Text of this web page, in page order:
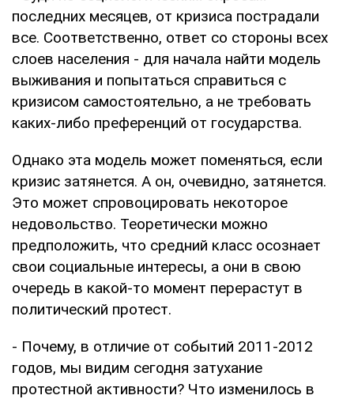
последних месяцев, от кризиса пострадали
все. Соответственно, ответ со стороны всех
слоев населения - для начала найти модель
выживания и попытаться справиться с
кризисом самостоятельно, а не требовать
каких-либо преференций от государства.
Однако эта модель может поменяться, если
кризис затянется. А он, очевидно, затянется.
Это может спровоцировать некоторое
недовольство. Теоретически можно
предположить, что средний класс осознает
свои социальные интересы, а они в свою
очередь в какой-то момент перерастут в
политический протест.
- Почему, в отличие от событий 2011-2012
годов, мы видим сегодня затухание
протестной активности? Что изменилось в